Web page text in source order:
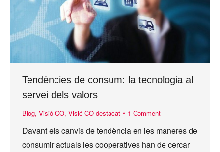
Tendències de consum: la tecnologia al
servei dels valors
Blog, Visió CO, Visió CO destacat 1 Comment
Davant els canvis de tendència en les maneres de
consumir actuals les cooperatives han de cercar